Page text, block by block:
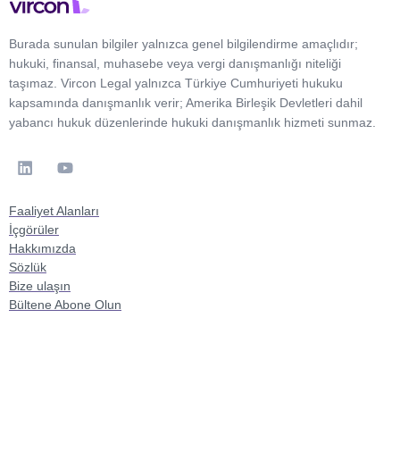
Burada sunulan bilgiler yalnızca genel bilgilendirme amaçlıdır;
hukuki, finansal, muhasebe veya vergi danışmanlığı niteliği
taşımaz. Vircon Legal yalnızca Türkiye Cumhuriyeti hukuku
kapsamında danışmanlık verir; Amerika Birleşik Devletleri dahil
yabancı hukuk düzenlerinde hukuki danışmanlık hizmeti sunmaz.
Faaliyet Alanları
İçgörüler
Hakkımızda
Sözlük
Bize ulaşın
Bültene Abone Olun